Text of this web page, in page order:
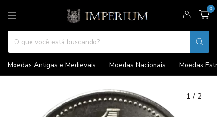
0
Moedas Antigas e Medievais Moedas Nacionais Moedas
1/ 2